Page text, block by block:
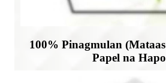
100% Pinagmulan
Papel na